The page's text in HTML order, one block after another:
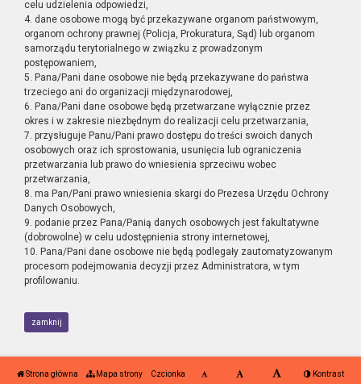
celu udzielenia odpowiedzi,
4. dane osobowe mogą być przekazywane organom państwowym,
organom ochrony prawnej (Policja, Prokuratura, Sąd) lub organom
samorządu terytorialnego w związku z prowadzonym
postępowaniem,
5. Pana/Pani dane osobowe nie będą przekazywane do państwa
trzeciego ani do organizacji międzynarodowej,
6. Pana/Pani dane osobowe będą przetwarzane wyłącznie przez
okres i w zakresie niezbędnym do realizacji celu przetwarzania,
7. przysługuje Panu/Pani prawo dostępu do treści swoich danych
osobowych oraz ich sprostowania, usunięcia lub ograniczenia
przetwarzania lub prawo do wniesienia sprzeciwu wobec
przetwarzania,
8. ma Pan/Pani prawo wniesienia skargi do Prezesa Urzędu Ochrony
Danych Osobowych,
9. podanie przez Pana/Panią danych osobowych jest fakultatywne
(dobrowolne) w celu udostępnienia strony internetowej,
10. Pana/Pani dane osobowe nie będą podlegały zautomatyzowanym
procesom podejmowania decyzji przez Administratora, w tym
profilowaniu.
zamknij
Strona główna Mapa strony Czcionka Kontrast